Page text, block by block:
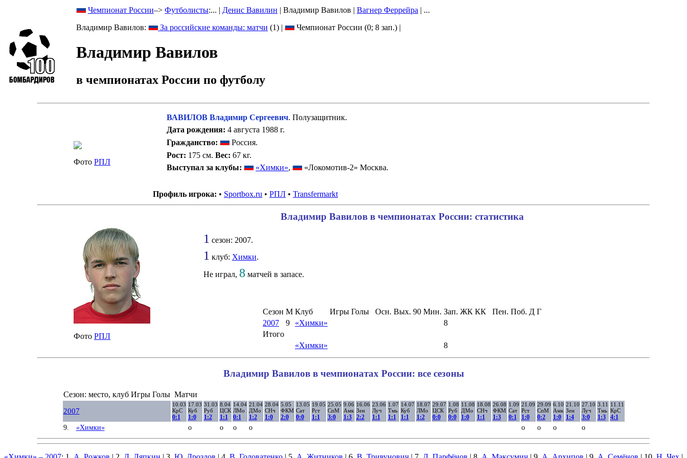
Чемпионат России–> Футболисты:... | Денис Вавилин | Владимир Вавилов | Вагнер Феррейра | ...
Владимир Вавилов:
За российские команды: матчи (1) | Чемпионат России (0; 8 зап.) |
Владимир Вавилов
в чемпионатах России по футболу
Фото РПЛ
ВАВИЛОВ Владимир Сергеевич. Полузащитник.
Дата рождения: 4 августа 1988 г.
Гражданство:
Россия.
Рост: 175 см.Вес: 67 кг.
Выступал за клубы:
«Химки», «Локомотив-2» Москва.
Профиль игрока: • Sportbox.ru • РПЛ • Transfermarkt
Фото РПЛ
Владимир Вавилов в чемпионатах России: статистика
1 сезон: 2007.
1 клуб: Химки.
Не играл, 8 матчей в запасе.
Сезон М Клуб Игры Голы Осн. Вых. 90 Мин. Зап. ЖК КК Пен. Поб. Д Г
2007
9 «Химки»
8
Итого
«Химки»
8
Владимир Вавилов в чемпионатах России: все сезоны
Сезон: место, клуб Игры Голы Матчи
2007
10.03
КрС
0:1
17.03
Куб
1:0
31.03
Руб
1:2
8.04
ЦСК
1:1
14.04
ЛМо
0:1
21.04
ДМо
1:2
28.04
СНч
1:0
5.05
ФКМ
2:0
13.05
Сат
0:0
19.05
Рст
1:1
25.05
СпМ
3:0
9.06
Амк
1:3
16.06
Зен
2:2
23.06
Луч
1:1
1.07
Тмь
1:1
14.07
Куб
1:1
18.07
ЛМо
1:2
29.07
ЦСК
0:0
1.08
Руб
0:0
11.08
ДМо
1:0
18.08
СНч
1:1
26.08
ФКМ
1:3
1.09
Сат
0:1
21.09
Рст
1:0
29.09
СпМ
0:2
6.10
Амк
1:0
21.10
Зен
1:4
27.10
Луч
3:0
3.11
Тмь
1:3
11.11
КрС
4:1
9. «Химки» о о о о о о о о